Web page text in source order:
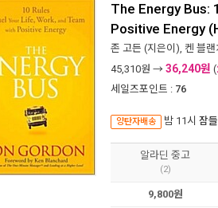
The Energy Bus:
Positive Energy
존 고든 (지은이), 켄 블랜
45,310원 → 36,240원 (
세일즈포인트 : 76
양탄자배송 밤 11시 잠
알라딘 중고
(2)
9,800원